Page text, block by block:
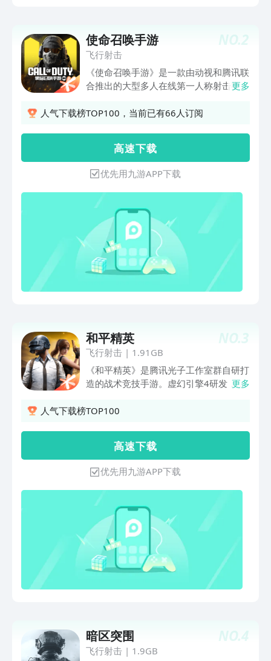
NO.2
使命召唤手游
飞行射击
《使命召唤手游》是一款由动视和腾讯联
合推出的大型多人在线第一人称射击类手
戏品质，高度还原使命召唤系列的经典玩
行了适配与优化，让玩家们能更好地沉浸
在爽快的射击体验中！
更多
人气下载榜TOP100，当前已有66人订阅
高 速 下 载
优先用九游APP下载
NO.3
和平精英
飞行射击| 1.91GB
《和平精英》是腾讯光子工作室群自研打
造的战术竞技手游。虚幻引擎4研发，次
地图，打造指尖战场，全方面自由施展战
击手感；好友一键组队，语音开黑；腾讯
光子工作室群超过300人团队研发，给您
带来一场震撼的竞技体验。
更多
人气下载榜TOP100
高 速 下 载
优先用九游APP下载
NO.4
暗区突围
飞行射击| 1.9GB